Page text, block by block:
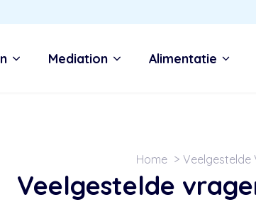
Mediation Alimentatie
Home Veelgestelde
Veelgestelde